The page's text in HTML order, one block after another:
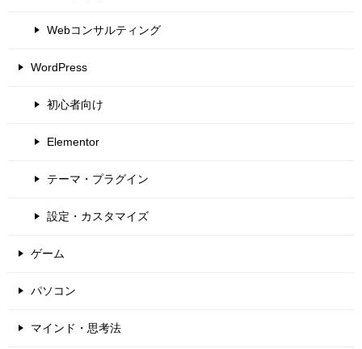
Webコンサルティング
WordPress
初心者向け
Elementor
テーマ・プラグイン
設定・カスタマイズ
ゲーム
パソコン
マインド・思考法